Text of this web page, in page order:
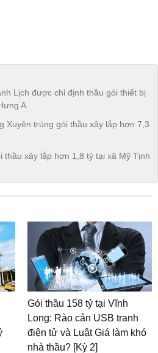
Lịch được chỉ định thầu gói thiết bị
A
Xuyên trúng gói thầu xây lắp hơn 7,3
thầu xây lắp hơn 1,8 tỷ tại xã Mỹ Tịnh
Gói thầu 158 tỷ tại Vĩnh
Long: Rào cản USB tranh
điện tử và Luật Giá làm khó
nhà thầu? [Kỳ 2]